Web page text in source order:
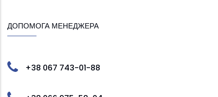
ДОПОМОГА МЕНЕДЖЕРА
+38 067 743-01-88